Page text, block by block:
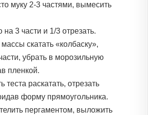
муку 2-3 частями, вымесить
на 3 части и 1/3 отрезать.
скатать «колбаску»,
убрать в морозильную
пленкой.
теста раскатать, отрезать
форму прямоугольника.
пергаментом, выложить